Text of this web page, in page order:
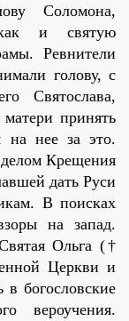
Соломона,
как и святую
Ревнители
голову, с
Святослава,
принять
на нее за это.
Крещения
дать Руси
В поисках
на запад.
Ольга (†
Церкви и
богословские
вероучения.